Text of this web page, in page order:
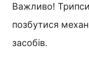
Важливо!
позбутися
засобів.